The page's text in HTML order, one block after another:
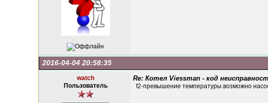
2016-04-04 20:58:35
watch
Пользователь
Re: Котел Viessman - код
f2-превышение температуры.возможно